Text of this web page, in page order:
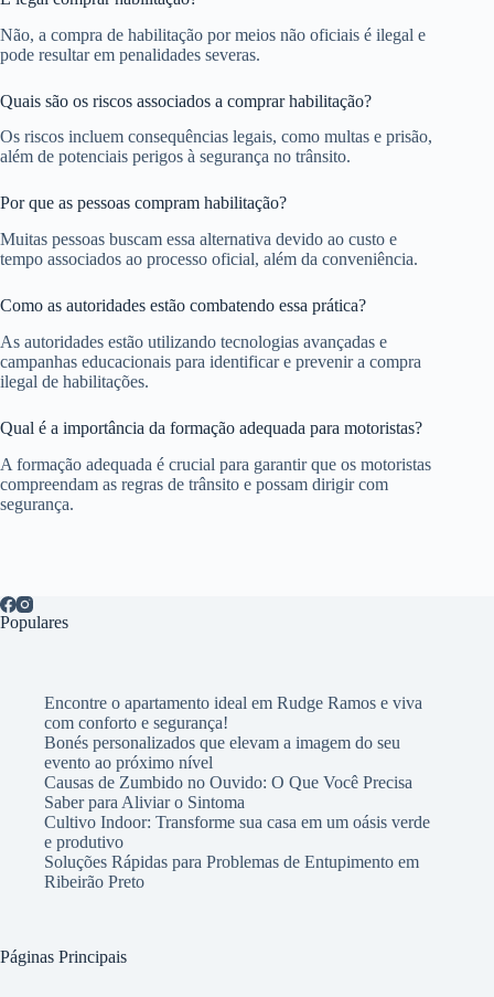
Não, a compra de habilitação por meios não oficiais é ilegal e
pode resultar em penalidades severas.
Quais são os riscos associados a comprar habilitação?
Os riscos incluem consequências legais, como multas e prisão,
além de potenciais perigos à segurança no trânsito.
Por que as pessoas compram habilitação?
Muitas pessoas buscam essa alternativa devido ao custo e
tempo associados ao processo oficial, além da conveniência.
Como as autoridades estão combatendo essa prática?
As autoridades estão utilizando tecnologias avançadas e
campanhas educacionais para identificar e prevenir a compra
ilegal de habilitações.
Qual é a importância da formação adequada para motoristas?
A formação adequada é crucial para garantir que os motoristas
compreendam as regras de trânsito e possam dirigir com
segurança.
Populares
Encontre o apartamento ideal em Rudge Ramos e viva
com conforto e segurança!
Bonés personalizados que elevam a imagem do seu
evento ao próximo nível
Causas de Zumbido no Ouvido: O Que Você Precisa
Saber para Aliviar o Sintoma
Cultivo Indoor: Transforme sua casa em um oásis verde
e produtivo
Soluções Rápidas para Problemas de Entupimento em
Ribeirão Preto
Páginas Principais